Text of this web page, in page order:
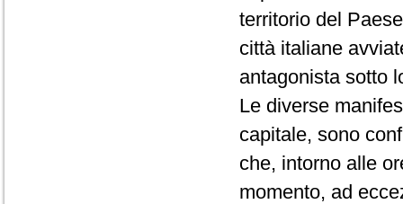
territorio del
città italiane
antagonista sotto
Le diverse
capitale, sono
che, intorno alle
momento, ad